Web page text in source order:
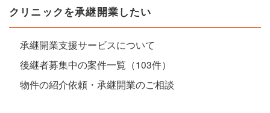
クリニックを承継開業したい
承継開業支援サービスについて
後継者募集中の案件一覧（103件）
物件の紹介依頼・承継開業のご相談